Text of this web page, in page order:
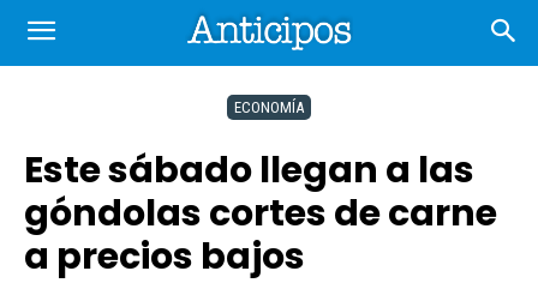
ECONOMÍA
Este sábado llegan a las
góndolas cortes de carne
a precios bajos